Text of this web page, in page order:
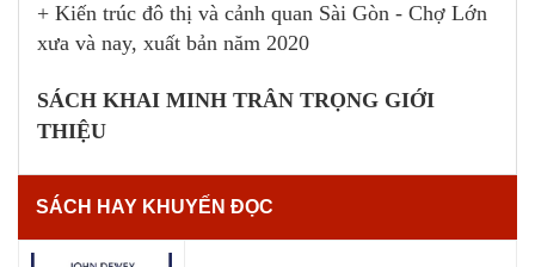
+ Kiến trúc đô thị và cảnh quan Sài Gòn - Chợ Lớn
xưa và nay, xuất bản năm 2020
SÁCH KHAI MINH TRÂN TRỌNG GIỚI
THIỆU
SÁCH HAY KHUYẾN ĐỌC